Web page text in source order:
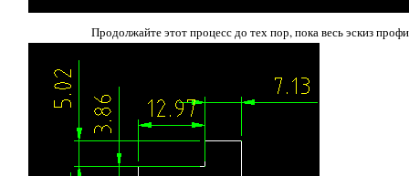
Продолжайте этот процесс до тех пор, пока весь эскиз